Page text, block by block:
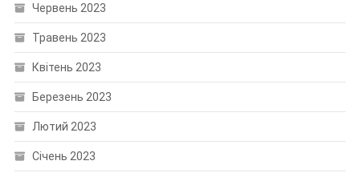
Червень 2023
Травень 2023
Квітень 2023
Березень 2023
Лютий 2023
Січень 2023